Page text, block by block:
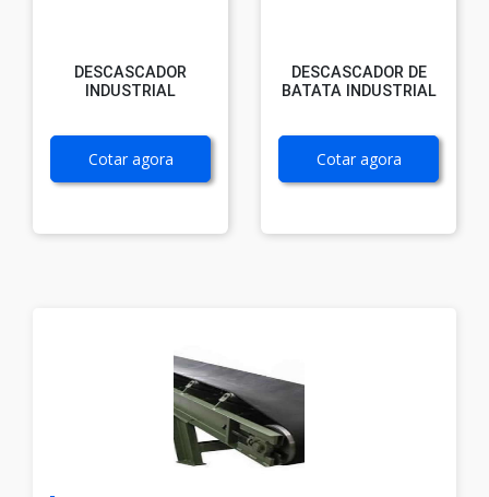
DESCASCADOR
INDUSTRIAL
Cotar agora
DESCASCADOR DE
BATATA INDUSTRIAL
Cotar agora